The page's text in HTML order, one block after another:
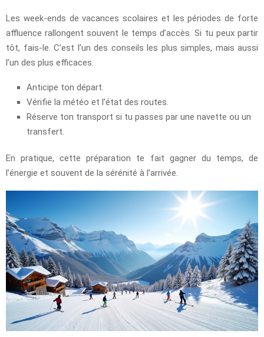
Les week-ends de vacances scolaires et les périodes de forte
affluence rallongent souvent le temps d’accès. Si tu peux partir
tôt, fais-le. C’est l’un des conseils les plus simples, mais aussi
l’un des plus efficaces.
Anticipe ton départ.
Vérifie la météo et l’état des routes.
Réserve ton transport si tu passes par une navette ou un
transfert.
En pratique, cette préparation te fait gagner du temps, de
l’énergie et souvent de la sérénité à l’arrivée.